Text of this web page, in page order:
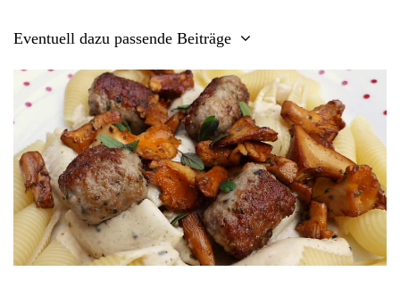
Eventuell dazu passende Beiträge